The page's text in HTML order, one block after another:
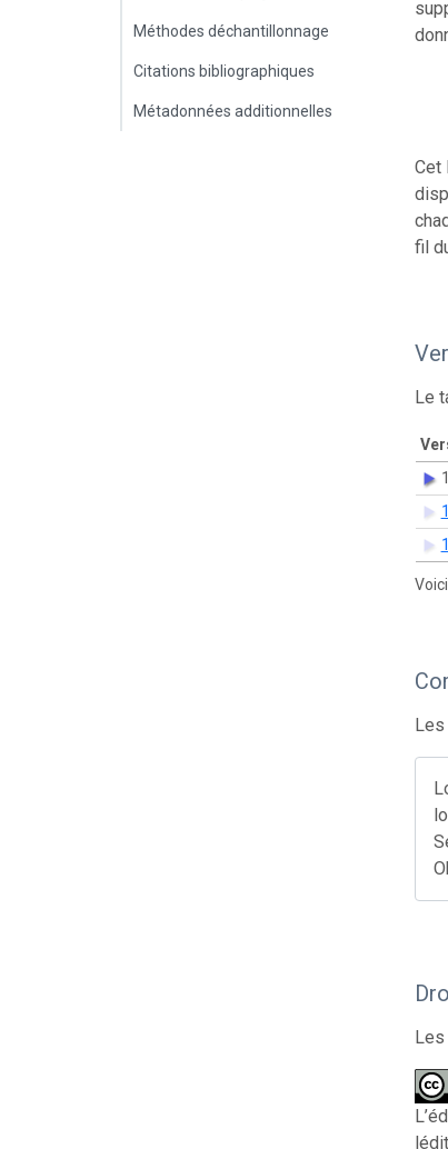
Méthodes déchantillonnage
Citations bibliographiques
Métadonnées additionnelles
Cet
fil
Le